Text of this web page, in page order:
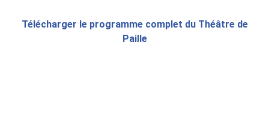
Télécharger le programme complet du Théâtre de
Paille